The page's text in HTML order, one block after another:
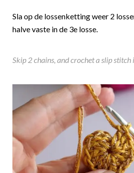
Sla op de lossenketting weer 2
halve vaste in de 3e losse.
Skip 2 chains, and crochet a slip